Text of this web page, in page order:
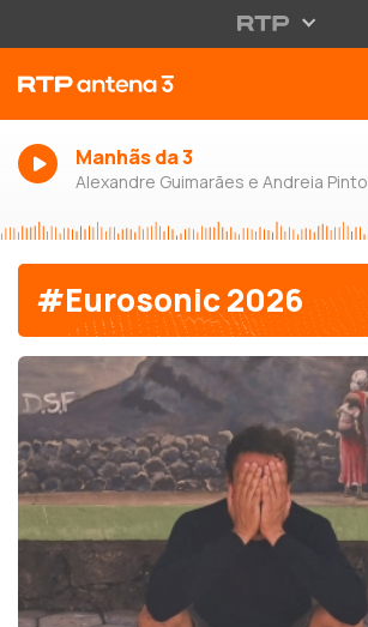
Manhãs da 3
Alexandre Guimarães e Andreia Pinto
#Eurosonic 2026